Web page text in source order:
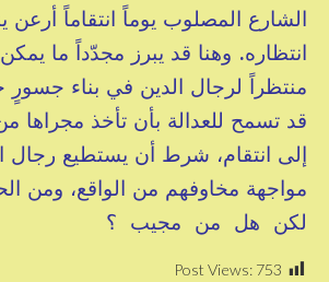
الشارع المصلوب يوماً انتقاماً
انتظاره. وهنا قد يبرز مجدّداً ما
منتظراً لرجال الدين في بناء جسورٍ
قد تسمح للعدالة بأن تأخذ مجراها
إلى انتقام، شرط أن يستطيع رجال
مواجهة مخاوفهم من الواقع، ومن
لكن هل من مجيب ؟
Post Views: 753